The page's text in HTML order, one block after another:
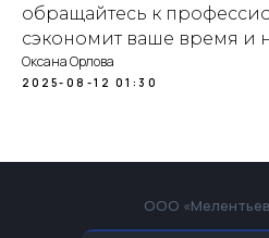
обращайтесь к
сэкономит ваше время и
Оксана Орлова
2025-08-12 01:30
ООО